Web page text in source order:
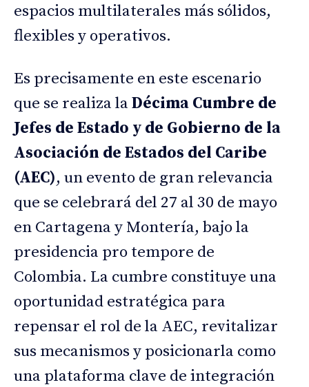
espacios multilaterales más sólidos,
flexibles y operativos.
Es precisamente en este escenario
que se realiza la Décima Cumbre de
Jefes de Estado y de Gobierno de la
Asociación de Estados del Caribe
(AEC), un evento de gran relevancia
que se celebrará del 27 al 30 de mayo
en Cartagena y Montería, bajo la
presidencia pro tempore de
Colombia. La cumbre constituye una
oportunidad estratégica para
repensar el rol de la AEC, revitalizar
sus mecanismos y posicionarla como
una plataforma clave de integración